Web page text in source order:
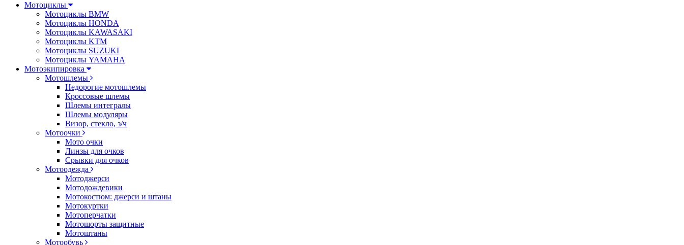
Мотоциклы
Мотоциклы BMW
Мотоциклы HONDA
Мотоциклы KAWASAKI
Мотоциклы KTM
Мотоциклы SUZUKI
Мотоциклы YAMAHA
Мотоэкипировка
Мотошлемы
Недорогие мотошлемы
Кроссовые шлемы
Шлемы интегралы
Шлемы модуляры
Визор, стекло, з/ч
Мотоочки
Мото очки
Линзы для очков
Срывки для очков
Мотоодежда
Мотоджерси
Мотодождевики
Мотокостюм: джерси и штаны
Мотокуртки
Мотоперчатки
Мотошорты защитные
Мотоштаны
Мотообувь